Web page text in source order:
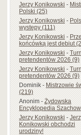
Jerzy Konikowski-
Polski (25)
Jerzy Konikowski-
występy (111)
Jerzy Konikowski-
końcówką jest debiut
Jerzy Konikowski-
pretendentów 2026 (9)
Jerzy Konikowski-
pretendentów 2026 (9)
Dominik-Mistrzowie
(219)
Anonim-Żydowska
Encyklopedia
Jerzy Konikowski-
Konikowski obchodzi
urodziny!